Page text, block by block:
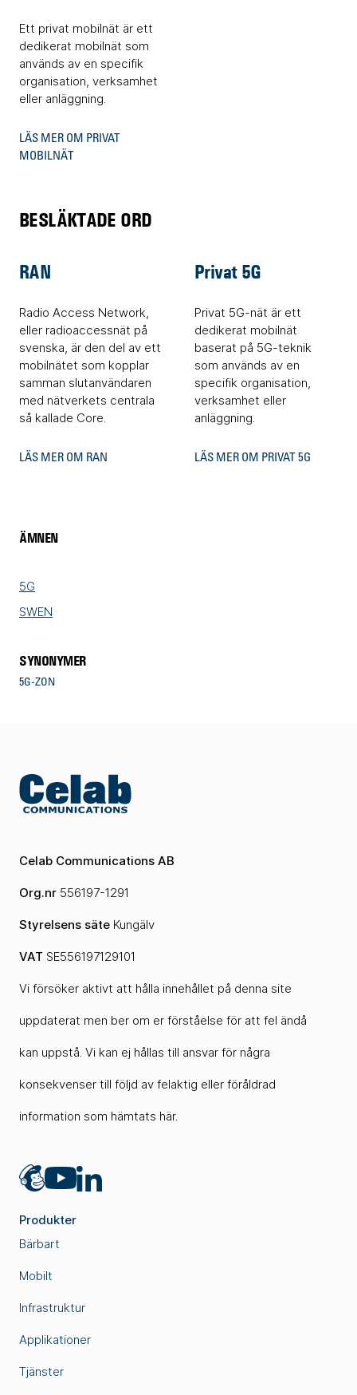
Ett privat mobilnät är ett
dedikerat mobilnät som
används av en specifik
organisation, verksamhet
eller anläggning.
LÄS MER OM PRIVAT
MOBILNÄT
BESLÄKTADE ORD
RAN
Radio Access Network,
eller radioaccessnät på
svenska, är den del av ett
mobilnätet som kopplar
samman slutanvändaren
med nätverkets centrala
så kallade Core.
LÄS MER OM RAN
Privat 5G
Privat 5G-nät är ett
dedikerat mobilnät
baserat på 5G-teknik
som används av en
specifik organisation,
verksamhet eller
anläggning.
LÄS MER OM PRIVAT 5G
ÄMNEN
5G
SWEN
SYNONYMER
5G-ZON
Celab Communications AB
Org.nr 556197-1291
Styrelsens säte Kungälv
VAT SE556197129101
Vi försöker aktivt att hålla innehållet på denna site
uppdaterat men ber om er förståelse för att fel ändå
kan uppstå. Vi kan ej hållas till ansvar för några
konsekvenser till följd av felaktig eller föråldrad
information som hämtats här.
Mailchimp
YouTubeLinkedIn
Produkter
Bärbart
Mobilt
Infrastruktur
Applikationer
Tjänster